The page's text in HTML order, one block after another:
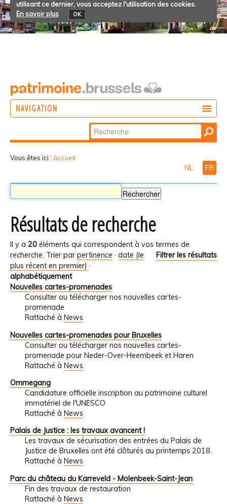
utilisant ce dernier, vous acceptez l'utilisation des cookies.
En savoir plus
OK
NAVIGATION
Chercher par
Recherche
Vous êtes ici : Accueil
NL FR
Résultats de recherche
Il y a 20 éléments qui correspondent à vos termes de
recherche.
Filtrer les résultats
Trier par pertinence · date (le
plus récent en premier) ·
alphabétiquement
Nouvelles cartes-promenades
Consulter ou télécharger nos nouvelles cartes-
promenade
Rattaché à News
Nouvelles cartes-promenades pour Bruxelles
Consulter ou télécharger nos nouvelles cartes-
promenade pour Neder-Over-Heembeek et Haren
Rattaché à News
Ommegang
Candidature officielle inscription au patrimoine culturel
immatériel de l'UNESCO
Rattaché à News
Palais de Justice : les travaux avancent !
Les travaux de sécurisation des entrées du Palais de
Justice de Bruxelles ont été clôturés au printemps 2018.
Rattaché à News
Parc du château du Karreveld - Molenbeek-Saint-Jean
Fin des travaux de restauration
Rattaché à News